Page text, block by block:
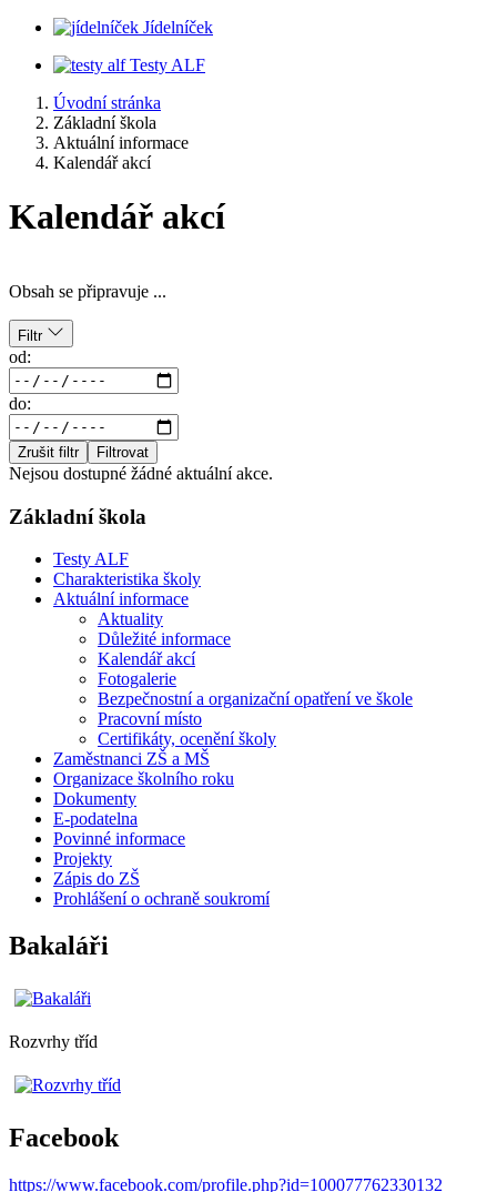
Jídelníček
Testy ALF
Úvodní stránka
Základní škola
Aktuální informace
Kalendář akcí
Kalendář akcí
Obsah se připravuje ...
Filtr
od:
do:
Zrušit filtr Filtrovat
Nejsou dostupné žádné aktuální akce.
Základní škola
Testy ALF
Charakteristika školy
Aktuální informace
Aktuality
Důležité informace
Kalendář akcí
Fotogalerie
Bezpečnostní a organizační opatření ve škole
Pracovní místo
Certifikáty, ocenění školy
Zaměstnanci ZŠ a MŠ
Organizace školního roku
Dokumenty
E-podatelna
Povinné informace
Projekty
Zápis do ZŠ
Prohlášení o ochraně soukromí
Bakaláři
Rozvrhy tříd
Facebook
https://www.facebook.com/profile.php?id=100077762330132